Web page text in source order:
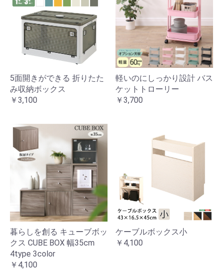
5面開きができる 折りたた
み収納ボックス
￥3,100
軽いのにしっかり設計 バス
ケットトローリー
￥3,700
暮らしを創る キューブボッ
クス CUBE BOX 幅35cm
4type 3color
￥4,100
ケーブルボックス小
￥4,100